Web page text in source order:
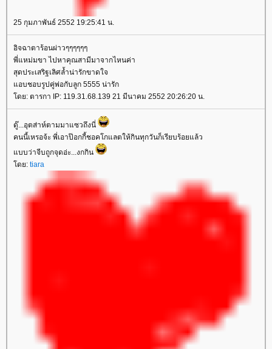
25 กุมภาพันธ์ 2552 19:25:41 น.
อิจฉาตาร้อนผ่าวๆๆๆๆๆๆ
พี่แหม่มขา ไปหาคุณสามีมาจากไหนค่า
สุดประเสริฐเลิศล้ำน่ารักขาดใจ
อบชอบรูปคู่พ่อกับลูก 5555 น่ารัก
ดย: ตารกา IP: 119.31.68.139 21 มีนาคม 2552 20:26:20 น.
ดู๊...อุตส่าห์ตามมาแซวถึงนี่
คนนี้เหรอจ้ะ พี่เอาป๊อกกี้ชอคโกแลตให้กินทุกวันก็เรียบร้อยแล้ว
บบว่าจีบถูกจุดอ่ะ...งกกิน
ดย: tiara